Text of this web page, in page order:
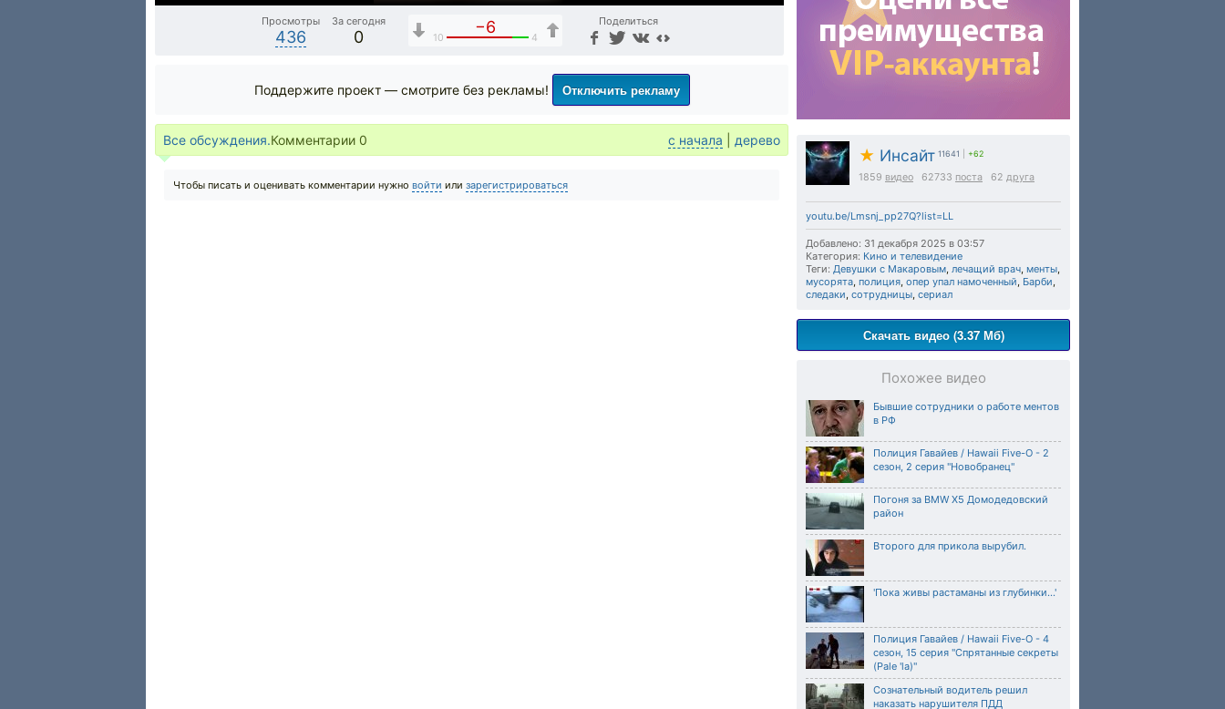
Просмотры
436
За сегодня
0
−6
10 4
Поделиться
★ Инсайт 11641 +62
1859 видео 62733 поста 62 друга
youtu.be/Lmsnj_pp27Q?list=LL
Добавлено: 31 декабря 2025 в 03:57
Категория: Кино и телевидение
Теги: Девушки с Макаровым, лечащий врач, менты,
мусорята, полиция, опер упал намоченный, Барби,
следаки, сотрудницы, сериал
Скачать видео (3.37 Мб)
Похожее видео
Бывшие сотрудники о работе ментов
в РФ
Полиция Гавайев / Hawaii Five-O - 2
сезон, 2 серия "Новобранец"
Погоня за BMW X5 Домодедовский
район
Второго для прикола вырубил.
'Пока живы растаманы из глубинки...'
Полиция Гавайев / Hawaii Five-O - 4
сезон, 15 серия "Спрятанные секреты
(Pale 'la)"
Сознательный водитель решил
наказать нарушителя ПДД
Поддержите проект — смотрите без рекламы! Отключить рекламу
Все обсуждения.Комментарии 0 с начала дерево
Чтобы писать и оценивать комментарии нужно войти или зарегистрироваться